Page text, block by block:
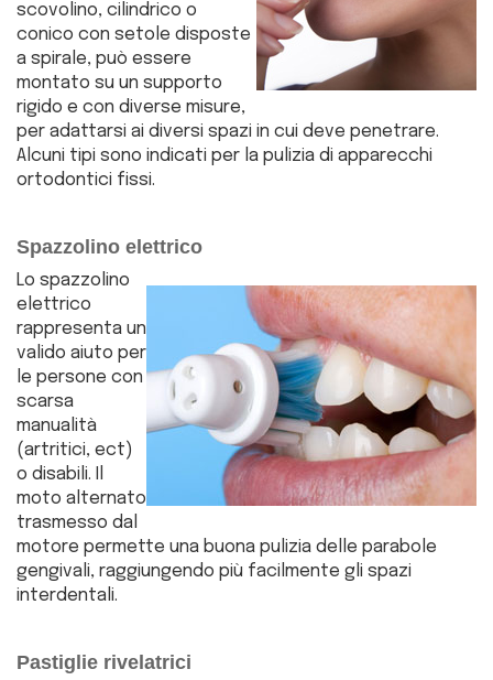
scovolino, cilindrico o
conico con setole disposte
a spirale, può essere
montato su un supporto
rigido e con diverse misure,
per adattarsi ai diversi spazi in cui deve penetrare.
Alcuni tipi sono indicati per la pulizia di apparecchi
ortodontici fissi.
Spazzolino elettrico
Lo spazzolino
elettrico
rappresenta un
valido aiuto per
le persone con
scarsa
manualità
(artritici, ect)
o disabili. Il
moto alternato
trasmesso dal
motore permette una buona pulizia delle parabole
gengivali, raggiungendo più facilmente gli spazi
interdentali.
Pastiglie rivelatrici